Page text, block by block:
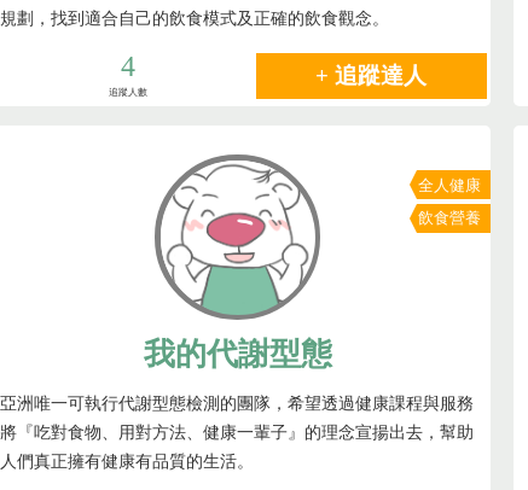
規劃，找到適合自己的飲食模式及正確的飲食觀念。
4
追蹤人數
+ 追蹤達人
全人健康
飲食營養
我的代謝型態
亞洲唯一可執行代謝型態檢測的團隊，希望透過健康課程與服務
將『吃對食物、用對方法、健康一輩子』的理念宣揚出去，幫助
人們真正擁有健康有品質的生活。